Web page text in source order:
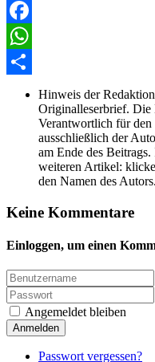
Facebook
WhatsApp
Hinweis der
Originalleserbrief. Die
Verantwortlich für
ausschließlich der
am Ende des
weiteren Artikel:
den Namen des
Keine Kommentare
Einloggen, um einen
Angemeldet bleiben
Anmelden
Passwort vergessen?